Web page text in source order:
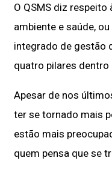
O QSMS diz respeito
ambiente e saúde,
integrado de gestão
quatro pilares dentro
Apesar de nos
ter se tornado mais
estão mais
quem pensa que se